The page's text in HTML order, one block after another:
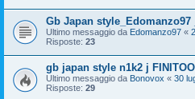
Gb Japan style_Edomanzo97
Ultimo messaggio da Edomanzo97 «
Risposte: 23
gb japan style n1k2 j
Ultimo messaggio da Bonovox « 30
Risposte: 29